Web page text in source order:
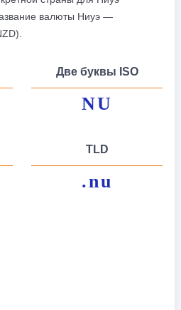
валюты Ниуэ —
Две буквы ISO
NU
TLD
.nu